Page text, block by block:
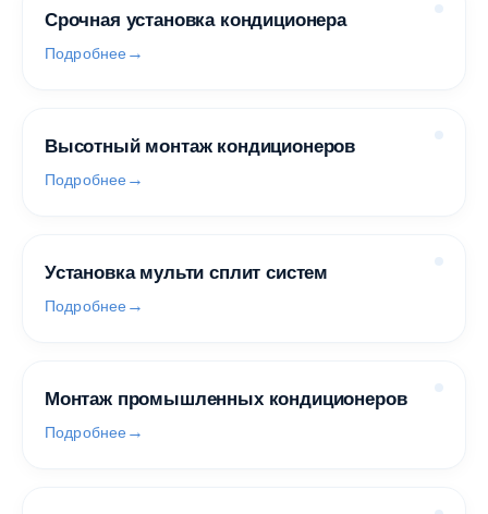
Срочная установка кондиционера
Подробнее
Высотный монтаж кондиционеров
Подробнее
Установка мульти сплит систем
Подробнее
Монтаж промышленных кондиционеров
Подробнее